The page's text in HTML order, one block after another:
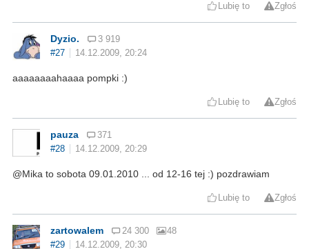
Lubię to Zgłoś
Dyzio.
3 919
#27
14.12.2009, 20:24
aaaaaaaahaaaa pompki :)
Lubię to Zgłoś
pauza
371
#28
14.12.2009, 20:29
@Mika to sobota 09.01.2010 ... od 12-16 tej :) pozdrawiam
Lubię to Zgłoś
zartowalem 24 300
48
#29
14.12.2009, 20:30